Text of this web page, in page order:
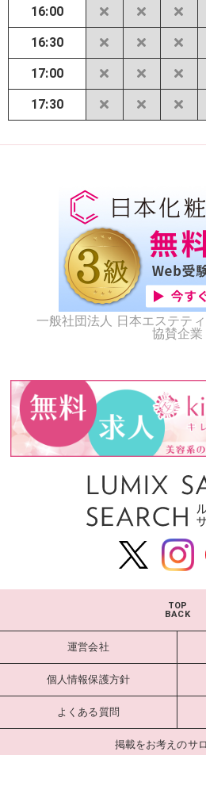
16:00
16:30
17:00
17:30
一般社団法人 日本エステテ
協賛企業
TOP
BACK
運営会社
個人情報保護方針
よくある質問
掲載をお考えのサ